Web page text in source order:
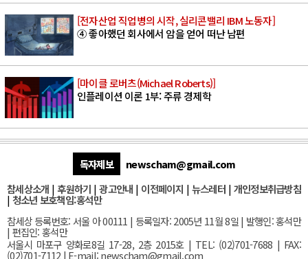
[전자산업 직업병의 시작, 실리콘밸리 IBM 노동자]
④ 좋아했던 회사에서 암을 얻어 떠난 남편
[마이클 로버츠(Michael Roberts)]
인플레이션 이론 1부: 주류 경제학
독자제보
newscham@gmail.com
참세상소개 | 후원하기 |광고안내 | 이전페이지 | 뉴스레터| 개인정보취급방침
| 청소년 보호책임:홍석만
참세상 등록번호: 서울 아 00111 | 등록일자: 2005년 11월 8일 | 발행인: 홍석만
| 편집인: 홍석만
서울시 마포구 양화로8길 17-28, 2층 2015호| TEL: (02)701-7688 | FAX:
(02)701-7112 | E-mail:newscham@gmail.com